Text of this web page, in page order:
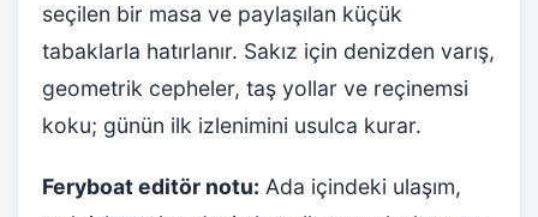
seçilen bir masa ve paylaşılan küçük
tabaklarla hatırlanır. Sakız için denizden varış,
geometrik cepheler, taş yollar ve reçinemsi
koku; günün ilk izlenimini usulca kurar.
Feryboat editör notu: Ada içindeki ulaşım,